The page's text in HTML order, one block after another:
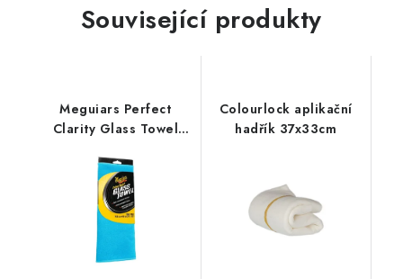
Související produkty
Meguiars Perfect
Clarity Glass Towel
skla
Colourlock aplikační
hadřík 37x33cm